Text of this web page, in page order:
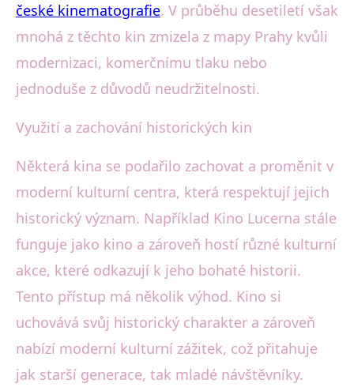
české kinematografie. V průběhu desetiletí však
mnohá z těchto kin zmizela z mapy Prahy kvůli
modernizaci, komerčnímu tlaku nebo
jednoduše z důvodů neudržitelnosti.
Využití a zachování historických kin
Některá kina se podařilo zachovat a proměnit v
moderní kulturní centra, která respektují jejich
historický význam. Například Kino Lucerna stále
funguje jako kino a zároveň hostí různé kulturní
akce, které odkazují k jeho bohaté historii.
Tento přístup má několik výhod. Kino si
uchovává svůj historický charakter a zároveň
nabízí moderní kulturní zážitek, což přitahuje
jak starší generace, tak mladé návštěvníky.